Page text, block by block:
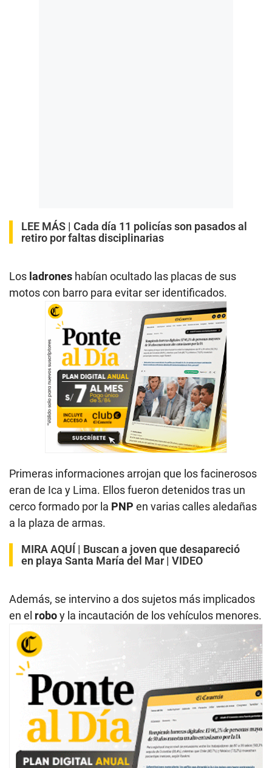
LEE MÁS | Cada día 11 policías son pasados al
retiro por faltas disciplinarias
Los ladrones habían ocultado las placas de sus
motos con barro para evitar ser identificados.
Primeras informaciones arrojan que los facinerosos
eran de Ica y Lima. Ellos fueron detenidos tras un
cerco formado por la PNP en varias calles aledañas
a la plaza de armas.
MIRA AQUÍ | Buscan a joven que desapareció
en playa Santa María del Mar | VIDEO
Además, se intervino a dos sujetos más implicados
en el roboy la incautación de los vehículos menores.